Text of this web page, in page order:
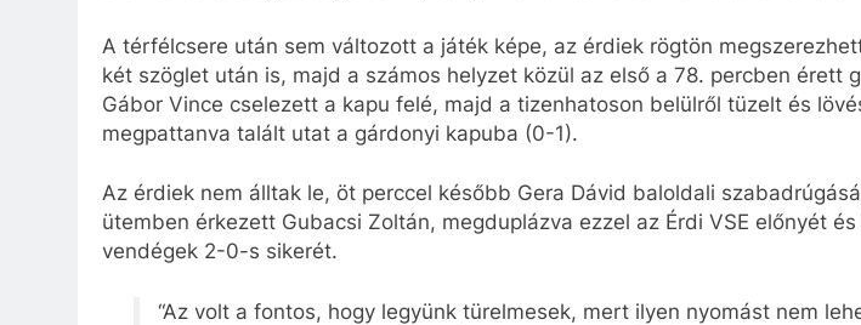
A térfélcsere után sem változott a játék képe, az érdiek rögtön
két szöglet után is, majd a számos helyzet közül az első a 78. percben érett
Gábor Vince cselezett a kapu felé, majd a tizenhatoson belülről tüzelt és
megpattanva talált utat a gárdonyi kapuba (0-1).
Az érdiek nem álltak le, öt perccel később Gera Dávid baloldali
ütemben érkezett Gubacsi Zoltán, megduplázva ezzel az Érdi VSE előnyét
vendégek 2-0-s sikerét.
“Az volt a fontos, hogy legyünk türelmesek, mert ilyen nyomást nem